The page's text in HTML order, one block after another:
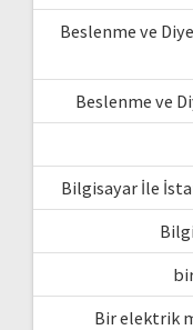
Beslenme ve
Beslenme ve
Bilgisayar İle
Bir elektrik